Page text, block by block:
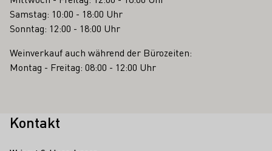
Samstag: 10:00 - 18:00 Uhr
Sonntag: 12:00 - 18:00 Uhr
Weinverkauf auch während der Bürozeiten:
Montag - Freitag: 08:00 - 12:00 Uhr
Kontakt